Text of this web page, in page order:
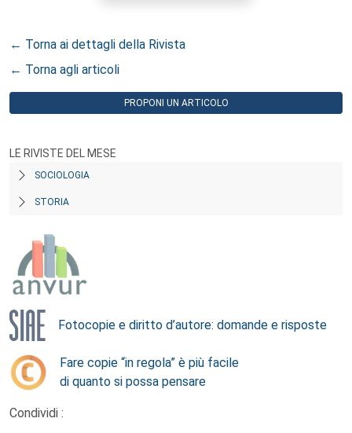
← Torna ai dettagli della Rivista
← Torna agli articoli
PROPONI UN ARTICOLO
LE RIVISTE DEL MESE
SOCIOLOGIA
STORIA
Fotocopie e diritto d’autore: domande e risposte
Fare copie “in regola” è più facile
di quanto si possa pensare
Condividi :